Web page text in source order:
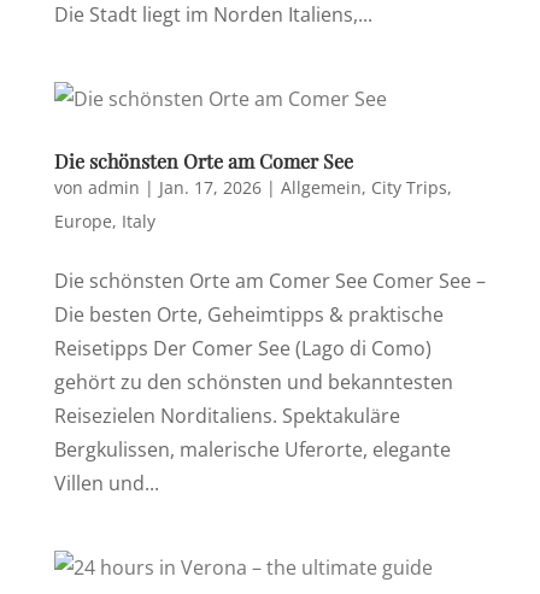
Die Stadt liegt im Norden Italiens,...
Die schönsten Orte am Comer See
von admin | Jan. 17, 2026| Allgemein, City Trips,
Europe, Italy
Die schönsten Orte am Comer See Comer See –
Die besten Orte, Geheimtipps & praktische
Reisetipps Der Comer See (Lago di Como)
gehört zu den schönsten und bekanntesten
Reisezielen Norditaliens. Spektakuläre
Bergkulissen, malerische Uferorte, elegante
Villen und...